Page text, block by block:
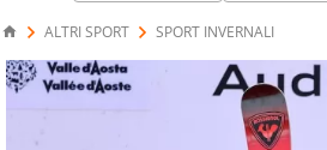
ALTRI SPORT SPORT INVERNALI